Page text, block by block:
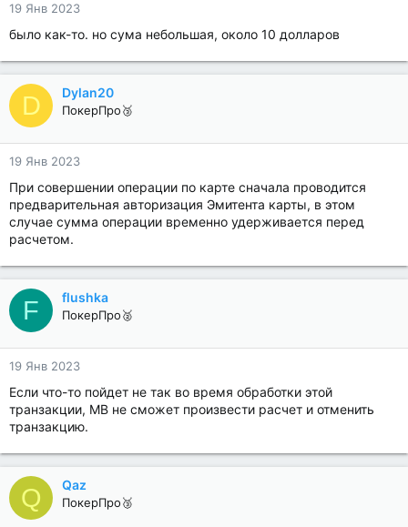
19 Янв 2023
было как-то. но сума небольшая, около 10 долларов
D Dylan20
ПокерПро🥉
19 Янв 2023
При совершении операции по карте сначала проводится
предварительная авторизация Эмитента карты, в этом
случае сумма операции временно удерживается перед
расчетом.
F flushka
ПокерПро🥈
19 Янв 2023
Если что-то пойдет не так во время обработки этой
транзакции, MB не сможет произвести расчет и отменить
транзакцию.
Q Qaz
ПокерПро🥉